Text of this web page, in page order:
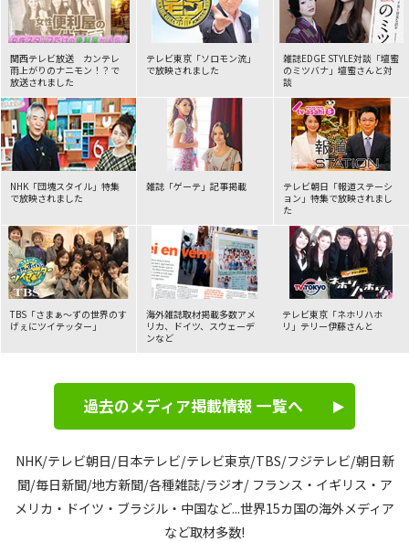
2026年06月04日
TV
NEW!
読売テレビ「かんさい情報ネットten. アナタの味方！
お役に立ちます！」にて放送されました。
2026年05月27日
ラジオ
KBS京都ラジオ「笑福亭晃瓶のほっかほかラジオ」にてクライ
アントパートナーズのレンタルお母さんが紹介されました。
2026年05月19日
TV
フジテレビ『ノンストップ！』にて、「感謝代行」が紹介され
ました。
2026年05月08日
TV
イタリアの国営放送にて「OK Obaachan (OKおばあちゃん)」
関西テレビ放送 カンテレ
雨上がりのナニモン！？で
放送されました
テレビ東京「ソロモン流」
で放映されました
雑誌EDGE STYLE対談 「壇蜜
のミツバナ」壇蜜さんと対
談
NHK「団塊スタイル」特集
で放映されました
雑誌「ゲーテ」記事掲載
テレビ朝日「報道ステーシ
ョン」 特集で放映されまし
た
TBS「さまぁ～ずの世界のす
げぇにツイテッター」
海外雑誌取材掲載多数アメ
リカ、 ドイツ、スウェーデ
ンなど
テレビ東京「ネホリハホ
リ」 テリー伊藤さんと
過去のメディア掲載情報 一覧へ
NHK/テレビ朝日/日本テレビ/テレビ東京/TBS/フジテレビ/朝日新
聞/毎日新聞/地方新聞/各種雑誌/ラジオ/ フランス・イギリス・ア
メリカ・ドイツ・ブラジル・中国など...世界15カ国の海外メディア
など取材多数!